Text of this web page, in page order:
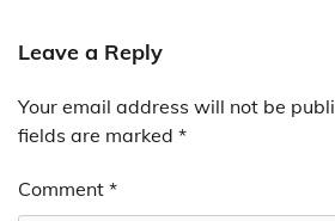
Leave a Reply
Your email address will not be
fields are marked *
Comment *